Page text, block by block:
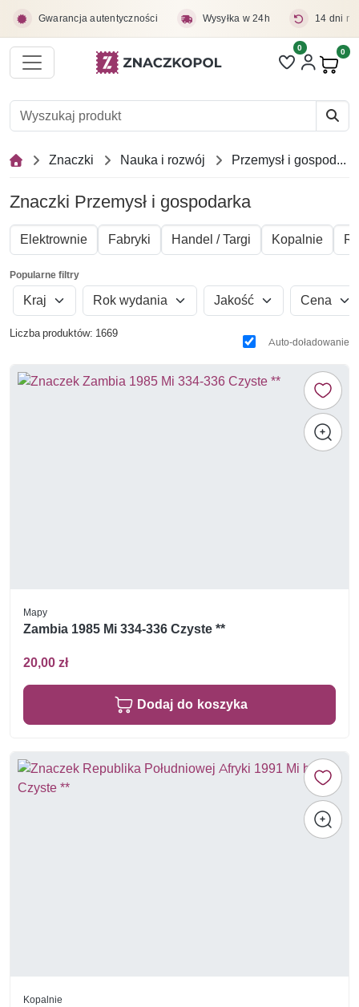
Gwarancja autentyczności Wysyłka w 24h 14 dni
Liczba pozycji
0 0
Znaczki Nauka i rozwój Przemysł i gospodarka
Znaczki Przemysł i gospodarka
Elektrownie Fabryki Handel / Targi Kopalnie
Popularne filtry
Kraj Rok wydania Jakość Cena
Liczba produktów: 1669
Auto-doładowanie
Mapy
Zambia 1985 Mi 334-336 Czyste **
20,00 zł
Dodaj do koszyka
Kopalnie